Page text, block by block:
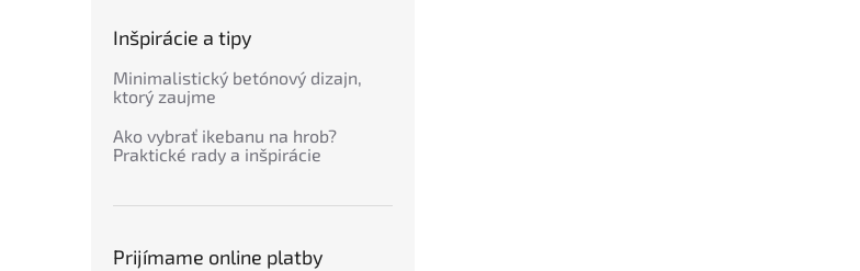
Inšpirácie a tipy
Minimalistický betónový dizajn,
ktorý zaujme
Ako vybrať ikebanu na hrob?
Praktické rady a inšpirácie
Prijímame online platby